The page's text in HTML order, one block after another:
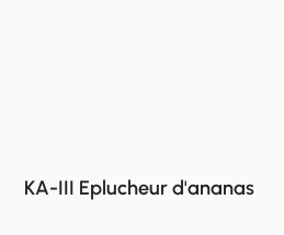
KA-III Eplucheur d'ananas